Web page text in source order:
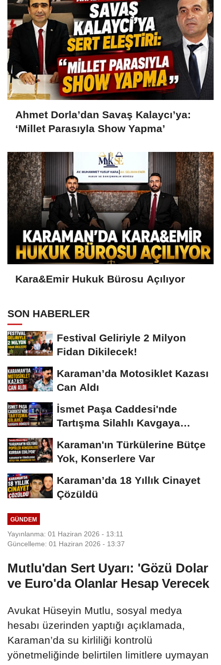
Ahmet Dorla’dan Savaş Kalaycı’ya:
‘Millet Parasıyla Show Yapma’
Kara&Emir Hukuk Bürosu Açılıyor
SON HABERLER
Festival Geliriyle 2 Milyon
Fidan Dikilecek!
Karaman’da Motosiklet Kazası
Can Aldı
İsmet Paşa Caddesi'nde
Tartışma Silahlı Kavgaya
Karaman'ın Türkülerine Bütçe
Yok, Konserlere Var
Karaman’da 18 Yıllık Cinayet
Çözüldü
GÜNDEM
Yayınlanma: 01 Haziran 2026 - 13:11
Güncelleme: 01 Haziran 2026 - 13:37
Mutlu'dan Sert Uyarı: 'Gözü Dolar
ve Euro'da Olanlar Hesap Verecek
Avukat Hüseyin Mutlu, sosyal medya
hesabı üzerinden yaptığı açıklamada,
Karaman’da su kirliliği kontrolü
yönetmeliğinde belirtilen limitlere uymayan